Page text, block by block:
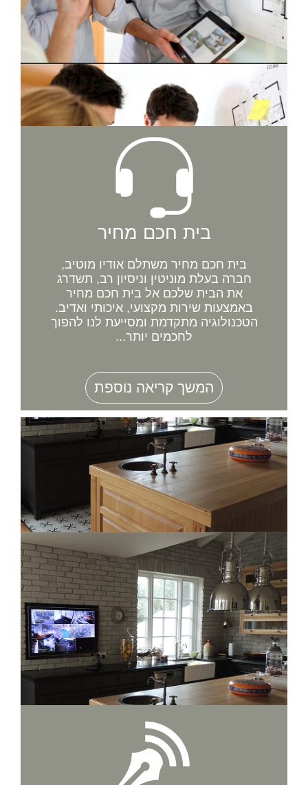
בית חכם מחיר
בית חכם מחיר משתלם אודיו מוטיב,
חברה בעלת מוניטין וניסיון רב, תשדרג
את הבית שלכם אל בית חכם מחיר
באמצעות שירות מקצועי, איכותי ואדיב.
הטכנולוגיה מתקדמת ומסייעת לנו להפוך
לחכמים יותר...
המשך קריאה נוספת